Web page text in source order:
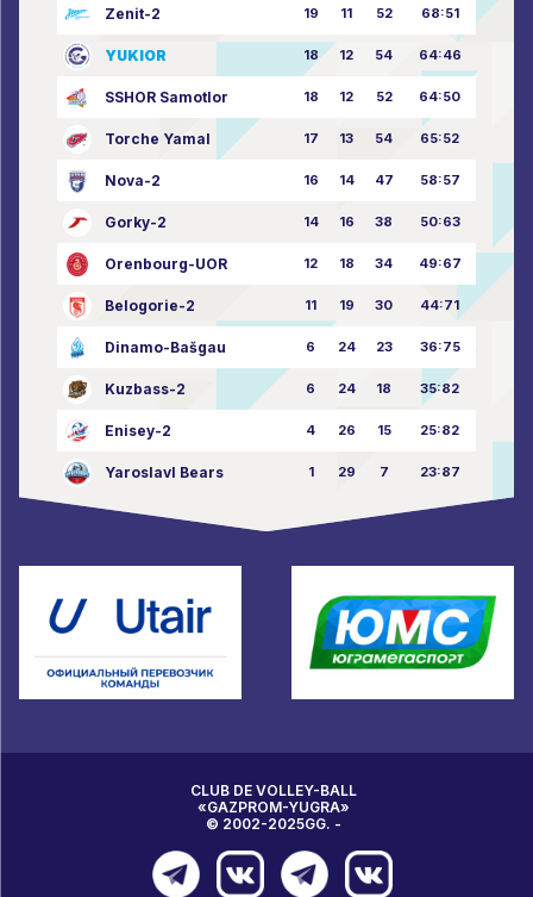
Zenit-2 19 11 52 68:51
YUKIOR 18 12 54 64:46
SSHOR Samotlor 18 12 52 64:50
Torche Yamal 17 13 54 65:52
Nova-2 16 14 47 58:57
Gorky-2 14 16 38 50:63
Orenbourg-UOR 12 18 34 49:67
Belogorie-2 11 19 30 44:71
Dinamo-Bašgau 6 24 23 36:75
Kuzbass-2 6 24 18 35:82
Enisey-2 4 26 15 25:82
Yaroslavl Bears 1 29 7 23:87
CLUB DE VOLLEY-BALL
«GAZPROM-YUGRA»
© 2002-2025GG. -